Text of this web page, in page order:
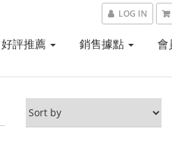
LOG IN
好評推薦 銷售據點 會